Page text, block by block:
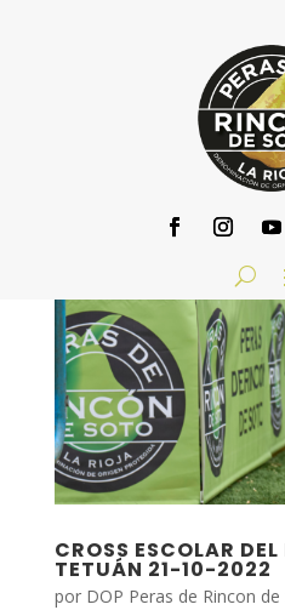
CROSS ESCOLAR
TETUÁN 21-10-2022
por DOP Peras de Rincon